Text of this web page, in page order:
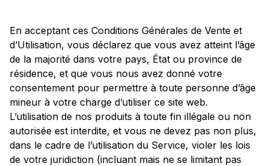
En acceptant ces Conditions Générales de Vente et
d’Utilisation, vous déclarez que vous avez atteint l’âge
de la majorité dans votre pays, État ou province de
résidence, et que vous nous avez donné votre
consentement pour permettre à toute personne d’âge
mineur à votre charge d’utiliser ce site web.
L’utilisation de nos produits à toute fin illégale ou non
autorisée est interdite, et vous ne devez pas non plus,
dans le cadre de l’utilisation du Service, violer les lois
de votre juridiction (incluant mais ne se limitant pas